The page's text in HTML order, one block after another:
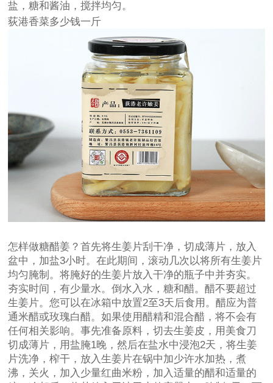
盐，糖和酱油，搅拌均匀。
荻港香菜多少钱一斤
怎样做糖醋姜？首先将生姜片刮干净，切成薄片，放入
盆中，加盐3小时。在此期间，滚动几次以将所有生姜片
均匀腌制。将腌好的生姜片放入干净的瓶子中并夯实。
夯实时间，有少量水。倒水入水，糖和醋。醋不要超过
生姜片。您可以在冰箱中放置2至3天后食用。醋应为普
通米醋或玫瑰白醋。如果使用醋精和混合醋，将不会有
任何相关影响。事先准备原料，切去生姜皮，用美食刀
切成薄片，用盐腌1晚，然后在盐水中浸泡2天，将生姜
片洗净，榨干，放入生姜片在锅中加少许水加热，煮
沸，关火，加入少量红曲米粉，加入适量的醋和适量的